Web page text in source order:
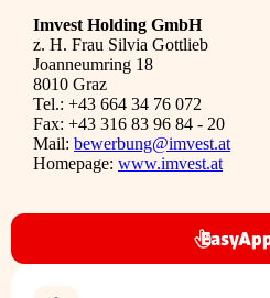
Imvest Holding GmbH
z. H. Frau Silvia Gottlieb
Joanneumring 18
8010 Graz
Tel.: +43 664 34 76 072
Fax: +43 316 83 96 84 - 20
Mail: bewerbung@imvest.at
Homepage: www.imvest.at